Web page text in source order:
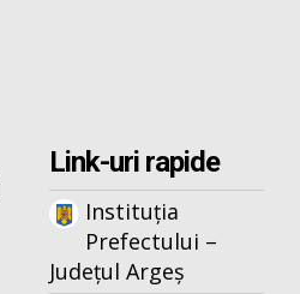
Link-uri rapide
Instituția
Prefectului –
Județul Argeș